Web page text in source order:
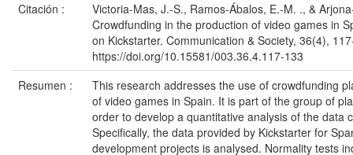
Citación :
Victoria-Mas, J.-S., Ramos-Ábalos, E.-M. ., &
Crowdfunding in the production of video games in
on Kickstarter. Communication & Society, 36(4),
https://doi.org/10.15581/003.36.4.117-133
Resumen :
This research addresses the use of crowdfunding
of video games in Spain. It is part of the group of
order to develop a quantitative analysis of the data
Specifically, the data provided by Kickstarter for
development projects is analysed. Normality tests